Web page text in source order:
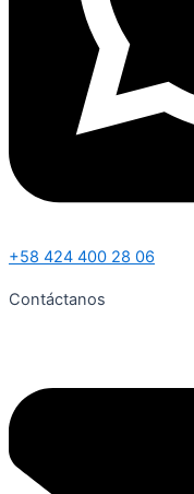
+58 424 400 28 06
Contáctanos